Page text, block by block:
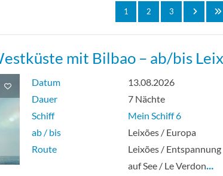
1 2 3
mit Bilbao – ab/bis
Datum
13.08.2026
Dauer
7 Nächte
Schiff
Mein Schiff 6
ab / bis
Leixões / Europa
Route
Leixões / Entspannung
auf See / Le Verdon…